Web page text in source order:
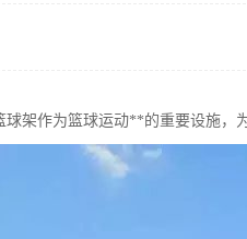
球架作为篮球运动**的重要设施，